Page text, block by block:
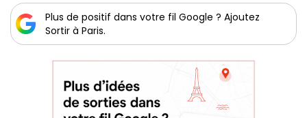
Plus de positif dans votre fil Google ? Ajoutez
Sortir à Paris.